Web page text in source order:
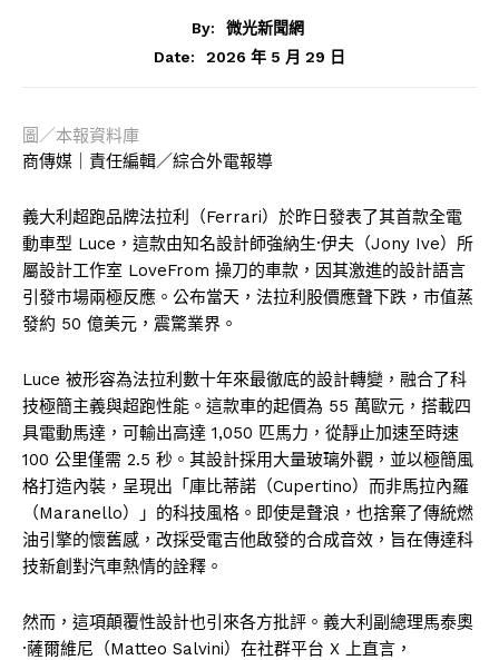
By:
微光新聞網
Date:
2026 年 5 月 29 日
圖／本報資料庫
商傳媒｜責任編輯／綜合外電報導
義大利超跑品牌法拉利（Ferrari）於昨日發表了其首款全電
動車型 Luce，這款由知名設計師強納生·伊夫（Jony Ive）所
屬設計工作室 LoveFrom 操刀的車款，因其激進的設計語言
引發市場兩極反應。公布當天，法拉利股價應聲下跌，市值蒸
發約 50 億美元，震驚業界。
Luce 被形容為法拉利數十年來最徹底的設計轉變，融合了科
技極簡主義與超跑性能。這款車的起價為 55 萬歐元，搭載四
具電動馬達，可輸出高達 1,050 匹馬力，從靜止加速至時速
100 公里僅需 2.5 秒。其設計採用大量玻璃外觀，並以極簡風
格打造內裝，呈現出「庫比蒂諾（Cupertino）而非馬拉內羅
（Maranello）」的科技風格。即使是聲浪，也捨棄了傳統燃
油引擎的懷舊感，改採受電吉他啟發的合成音效，旨在傳達科
技新創對汽車熱情的詮釋。
然而，這項顛覆性設計也引來各方批評。義大利副總理馬泰奧
·薩爾維尼（Matteo Salvini）在社群平台 X 上直言，